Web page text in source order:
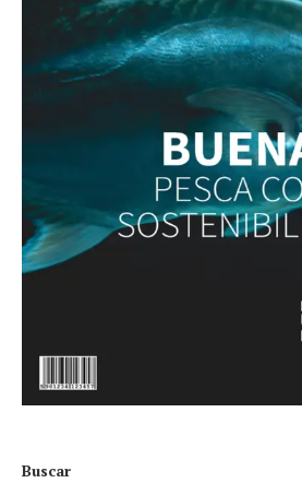
Buscar